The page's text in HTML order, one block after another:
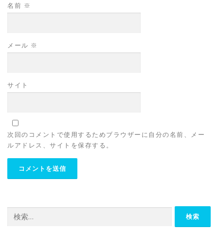
名前 ※
メール ※
サイト
次回のコメントで使用するためブラウザーに自分の名前、メー
ルアドレス、サイトを保存する。
索: